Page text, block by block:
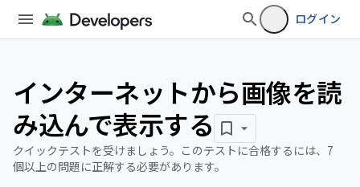
ログイン
インターネットから画像を読
み込んで表示する
クイックテストを受けましょう。このテストに合格するには、7
個以上の問題に正解する必要があります。